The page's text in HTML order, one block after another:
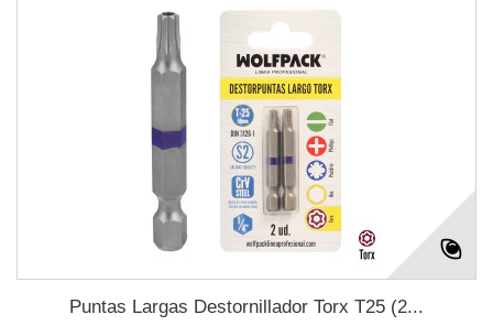
Puntas Largas Destornillador Torx T25 (2...